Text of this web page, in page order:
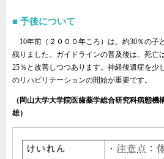
予後について
10年前（２０００年ころ）は、約30％の子
残りました。ガイドラインの普及後は、死亡
25％と改善しつつあります。神経後遺症を少
のリハビリテーションの開始が重要です。
（岡山大学大学院医歯薬学総合研究科病態
雄）